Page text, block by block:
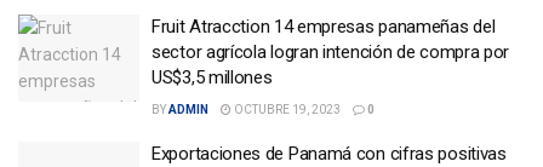
Fruit Atracction 14 empresas panameñas del
sector agrícola logran intención de compra por
US$3,5 millones
BYADMIN OCTUBRE 19, 2023 0
Exportaciones de Panamá con cifras positivas